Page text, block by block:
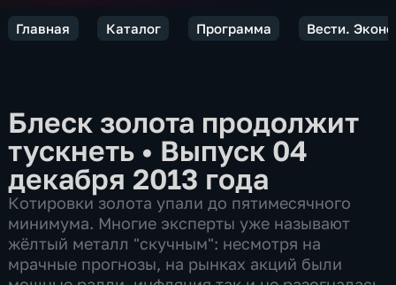
Главная Каталог Программа Вести.
Блеск золота продолжит
тускнеть • Выпуск 04
декабря 2013 года
Котировки золота упали до пятимесячного
минимума. Многие эксперты уже называют
жёлтый металл "скучным": несмотря на
мрачные прогнозы, на рынках акций были